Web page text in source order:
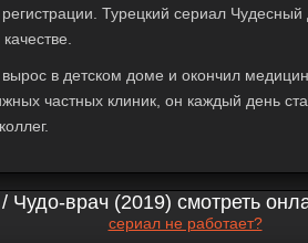
Турецкий сериал
в детском доме и окончил
частных клиник, он каждый день
Чудо-врач (2019) смотреть
сериал не работает?